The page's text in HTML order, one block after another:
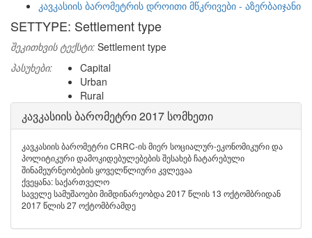
კავკასიის ბარომეტრის დროითი მწკრივები - აზერბაიჯანი
SETTYPE: Settlement type
შეკითხვის ტექსტი: Settlement type
პასუხები:
Capital
Urban
Rural
კავკასიის ბარომეტრი 2017 სომხეთი
კავკასიის ბარომეტრი CRRC-ის მიერ სოციალურ-ეკონომიკური და
პოლიტიკური დამოკიდებულებების შესახებ ჩატარებული
შინამეურნეობების ყოველწლიური კვლევაა
ქვეყანა: საქართველო
საველე სამუშაოები მიმდინარეობდა 2017 წლის 13 ოქტომბრიდან
2017 წლის 27 ოქტომბრამდე